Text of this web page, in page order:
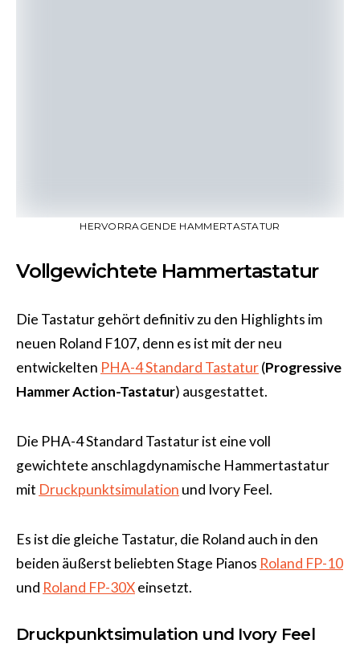
HERVORRAGENDE HAMMERTASTATUR
Vollgewichtete Hammertastatur
Die Tastatur gehört definitiv zu den Highlights im
neuen Roland F107, denn es ist mit der neu
entwickelten PHA-4 Standard Tastatur(Progressive
Hammer Action-Tastatur) ausgestattet.
Die PHA-4 Standard Tastatur ist eine voll
gewichtete anschlagdynamische Hammertastatur
mit Druckpunktsimulation und Ivory Feel.
Es ist die gleiche Tastatur, die Roland auch in den
beiden äußerst beliebten Stage Pianos Roland FP-10
und Roland FP-30Xeinsetzt.
Druckpunktsimulation und Ivory Feel